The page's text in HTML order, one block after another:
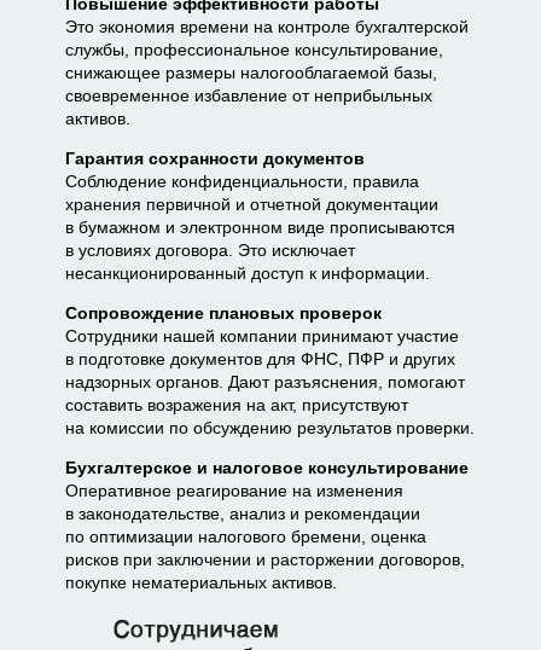
Это экономия времени на контроле бухгалтерской
службы, профессиональное консультирование,
снижающее размеры налогооблагаемой базы,
своевременное избавление от неприбыльных
активов.
Гарантия сохранности документов
Соблюдение конфиденциальности, правила
хранения первичной и отчетной документации
в бумажном и электронном виде прописываются
в условиях договора. Это исключает
несанкционированный доступ к информации.
Сопровождение плановых проверок
Сотрудники нашей компании принимают участие
в подготовке документов для ФНС, ПФР и других
надзорных органов. Дают разъяснения, помогают
составить возражения на акт, присутствуют
на комиссии по обсуждению результатов проверки.
Бухгалтерское и налоговое консультирование
Оперативное реагирование на изменения
в законодательстве, анализ и рекомендации
по оптимизации налогового бремени, оценка
рисков при заключении и расторжении договоров,
покупке нематериальных активов.